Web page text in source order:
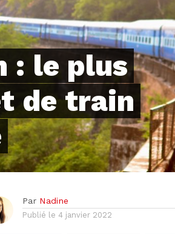
: le plus
de train
Par Nadine
Publié le 4 janvier 2022